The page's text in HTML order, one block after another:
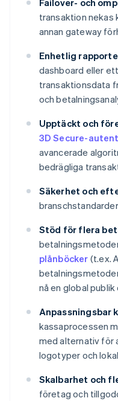
transaktion nekas
annan gateway
Enhetlig
dashboard eller
transaktionsdata
och
Upptäckt och
3D Secure-
avancerade
bedrägliga
Säkerhet och
Stöd för flera
plånböcker (t.ex.
nå en global
Anpassningsbar
kassaprocessen
med alternativ för
logotyper och
Skalbarhet och
företag och